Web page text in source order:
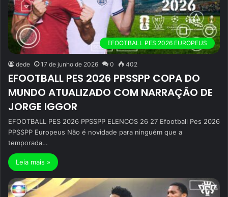
EFOOTBALL PES 2026 EUROPEUS
dede 17 de junho de 2026 0 402
EFOOTBALL PES 2026 PPSSPP COPA DO
MUNDO ATUALIZADO COM NARRAÇÃO DE
JORGE IGGOR
EFOOTBALL PES 2026 PPSSPP ELENCOS 26 27 Efootball Pes 2026
PPSSPP Europeus Não é novidade para ninguém que a
temporada…
Leia mais »